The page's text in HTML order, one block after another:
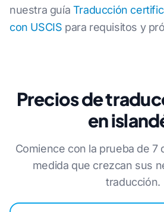
nuestra guía Traducción
con USCIS para requisitos y
Precios de
en
Comience con la prueba de 7
medida que crezcan sus
traducción.